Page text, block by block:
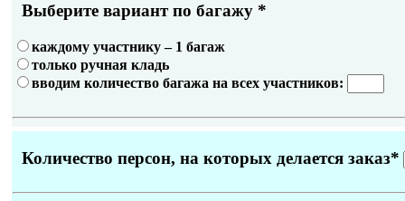
Выберите вариант по багажу *
каждому участнику – 1 багаж
только ручная кладь
вводим количество багажа на всех участников:
Количество персон, на которых делается заказ*